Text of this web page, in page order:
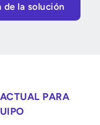
de la solución
PARA